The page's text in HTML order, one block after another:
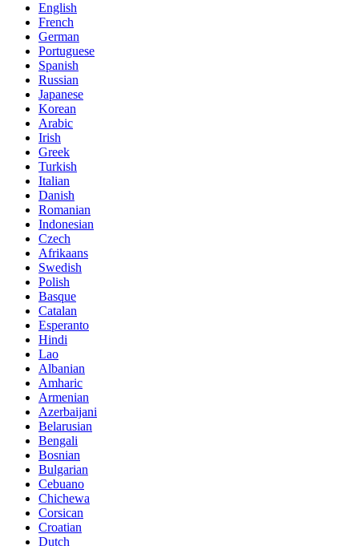
English
French
German
Portuguese
Spanish
Russian
Japanese
Korean
Arabic
Irish
Greek
Turkish
Italian
Danish
Romanian
Indonesian
Czech
Afrikaans
Swedish
Polish
Basque
Catalan
Esperanto
Hindi
Lao
Albanian
Amharic
Armenian
Azerbaijani
Belarusian
Bengali
Bosnian
Bulgarian
Cebuano
Chichewa
Corsican
Croatian
Dutch